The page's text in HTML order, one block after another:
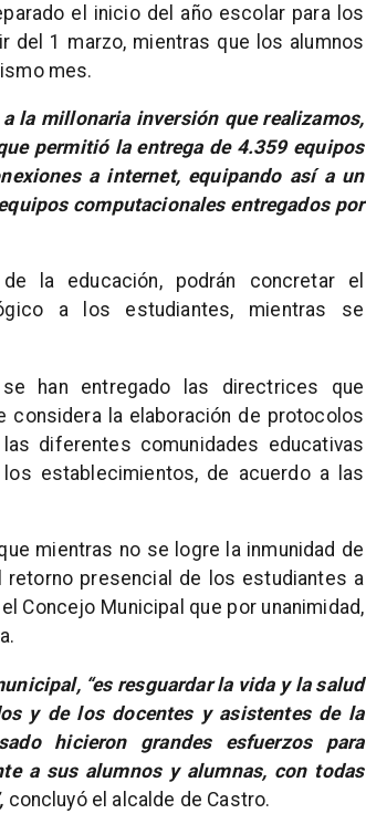
el inicio del año escolar para los
del 1 marzo, mientras que los alumnos
mes.
la millonaria inversión que realizamos,
permitió la entrega de 4.359 equipos
a internet, equipando así a un
computacionales entregados por
la educación, podrán concretar el
a los estudiantes, mientras se
han entregado las directrices que
considera la elaboración de protocolos
diferentes comunidades educativas
establecimientos, de acuerdo a las
mientras no se logre la inmunidad de
retorno presencial de los estudiantes a
Concejo Municipal que por unanimidad,
“es resguardar la vida y la salud
y de los docentes y asistentes de la
hicieron grandes esfuerzos para
a sus alumnos y alumnas, con todas
concluyó el alcalde de Castro.